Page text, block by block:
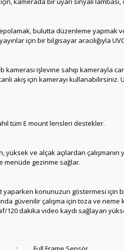
bulutta düzenleme yapmak
için bir bilgisayar aracılığıyla
kamerası işlevine sahip kamerayla
akış için kamerayı kullanabilirsiniz.
tüm E mount lensleri destekler.
yüksek ve alçak açılardan
menüde gezinme sağlar.
yaparken konunuzun göstermesi için
güvenilir çalışma için toza ve neme
120 dakika video kaydı sağlayan